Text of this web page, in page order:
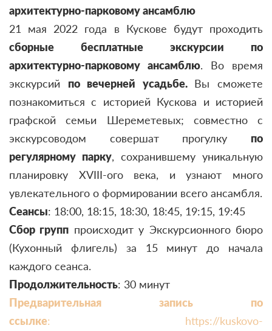
архитектурно-парковому ансамблю
21 мая 2022 года в Кускове будут проходить
сборные бесплатные экскурсии по
архитектурно-парковому ансамблю. Во время
экскурсий по вечерней усадьбе. Вы сможете
познакомиться с историей Кускова и историей
графской семьи Шереметевых; совместно с
экскурсоводом совершат прогулку по
регулярному парку, сохранившему уникальную
планировку XVIII-ого века, и узнают много
увлекательного о формировании всего ансамбля.
Сеансы: 18:00, 18:15, 18:30, 18:45, 19:15, 19:45
Сбор групп происходит у Экскурсионного бюро
(Кухонный флигель) за 15 минут до начала
каждого сеанса.
Продолжительность: 30 минут
Предварительная запись по
ссылке: https://kuskovo-